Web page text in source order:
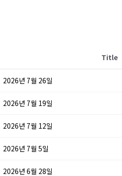
Title
2026년 7월 26일
2026년 7월 19일
2026년 7월 12일
2026년 7월 5일
2026년 6월 28일